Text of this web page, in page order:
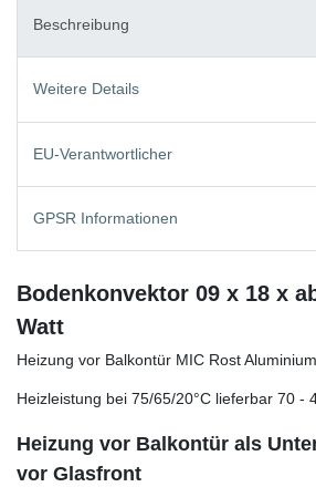
Beschreibung
Weitere Details
EU-Verantwortlicher
GPSR Informationen
Bodenkonvektor 09 x 18 x
Watt
Heizung vor Balkontür MIC Rost
Heizleistung bei 75/65/20°C lieferbar 70 -
Heizung vor Balkontür als
vor Glasfront